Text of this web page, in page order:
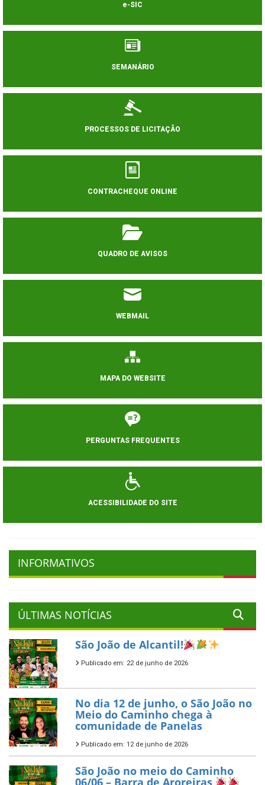
e-SIC
SEMANÁRIO
PROCESSOS DE LICITAÇÃO
CONTRACHEQUE ONLINE
QUADRO DE AVISOS
WEBMAIL
MAPA DO WEBSITE
PERGUNTAS FREQUENTES
ACESSIBILIDADE DO SITE
INFORMATIVOS
ÚLTIMAS NOTÍCIAS
São João de Alcantil!
Publicado em: 22 de junho de 2026
No dia 12 de junho, o São João no
Meio do Caminho chega à
comunidade de Panelas
Publicado em: 12 de junho de 2026
São João no meio do Caminho